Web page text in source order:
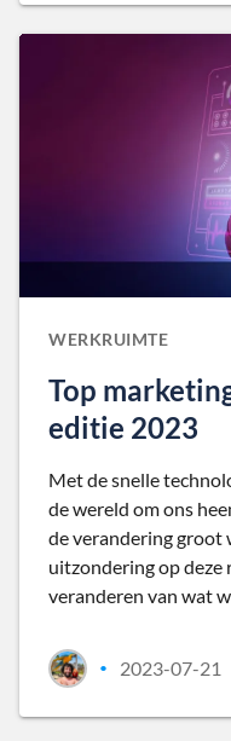
WERKRUIMTE
Top
editie 2023
Met de snelle
de wereld om ons
de verandering groot
uitzondering op deze
veranderen van wat
• 2023-07-21